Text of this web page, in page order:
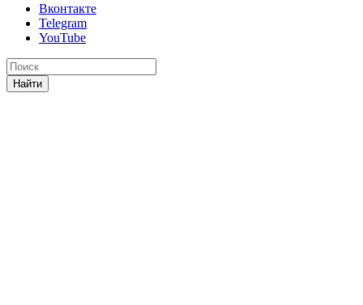
Вконтакте
Telegram
YouTube
Найти